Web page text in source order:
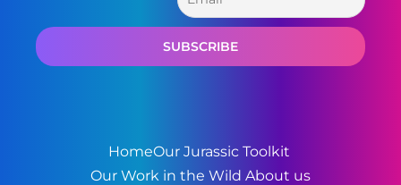
HomeOur Jurassic Toolkit
Our Work in the Wild About us